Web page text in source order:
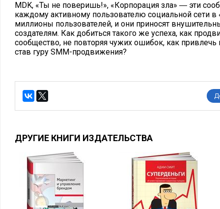
MDK, «Ты не поверишь!», «Корпорация зла» ― эти
каждому активному пользователю социальной сети в
миллионы пользователей, и они приносят
создателям. Как добиться такого же успеха, как
сообщество, не повторяя чужих ошибок, как привлечь
став гуру SMM-продвижения?
ДРУГИЕ КНИГИ ИЗДАТЕЛЬСТВА